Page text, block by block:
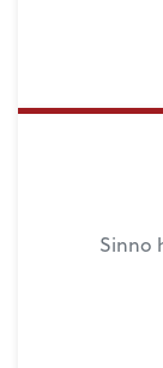
Sinno